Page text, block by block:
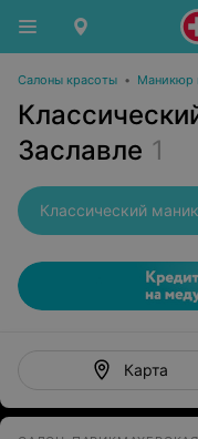
Салоны красоты • Маникюр
Заславле 1
Классический
Карта